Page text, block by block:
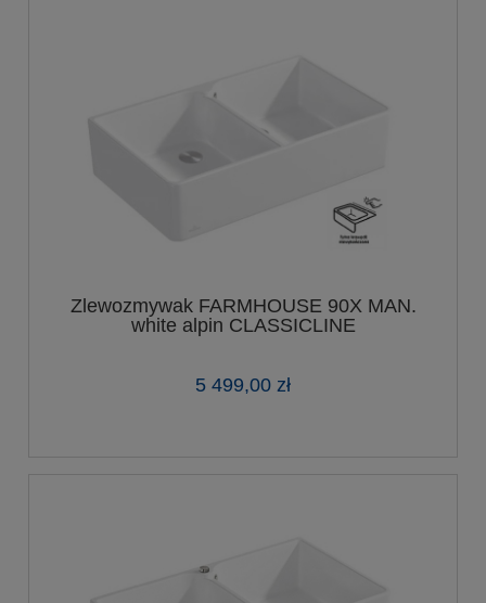
Zlewozmywak FARMHOUSE 90X MAN.
white alpin CLASSICLINE
5 499,00 zł